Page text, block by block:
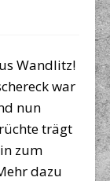
Wandlitz!
war
nun
trägt
zum
dazu